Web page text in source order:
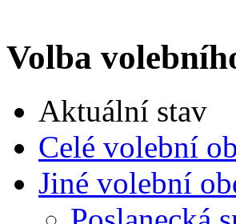
Volba
Aktuální stav
Celé volební
Jiné volební